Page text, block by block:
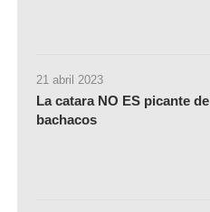
21 abril 2023
La catara NO ES picante de
bachacos